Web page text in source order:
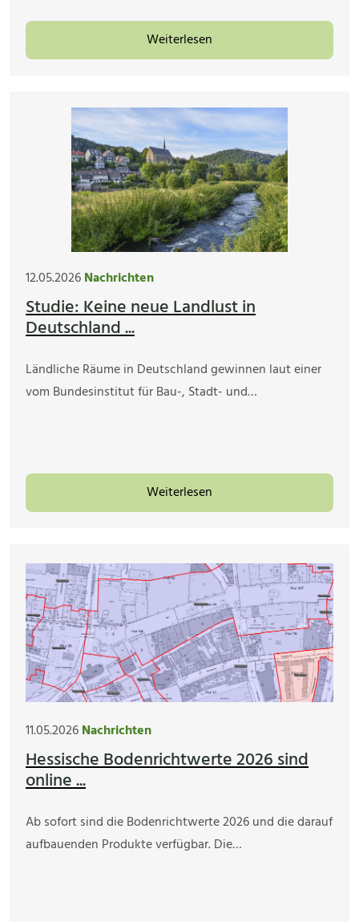
Weiterlesen
12.05.2026Nachrichten
Studie: Keine neue Landlust in
Deutschland ...
Ländliche Räume in Deutschland gewinnen laut einer
vom Bundesinstitut für Bau-, Stadt- und…
Weiterlesen
11.05.2026Nachrichten
Hessische Bodenrichtwerte 2026 sind
online ...
Ab sofort sind die Bodenrichtwerte 2026 und die darauf
aufbauenden Produkte verfügbar. Die…